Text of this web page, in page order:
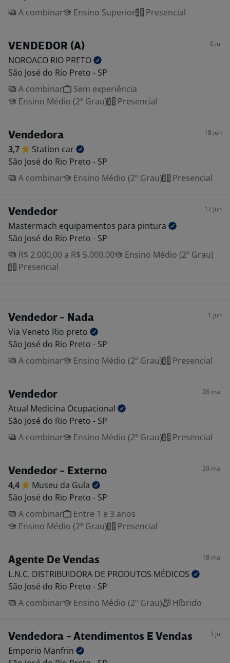
A combinar
Ensino Superior Presencial
VENDEDOR (A) 6 jul
NOROACO RIO PRETO
São José do Rio Preto - SP
A combinar
Sem experiência
Ensino Médio (2º Grau)
Presencial
Vendedora 18 jun
3,7 Station car
São José do Rio Preto - SP
A combinar
Ensino Médio (2º Grau) Presencial
Vendedor 17 jun
Mastermach equipamentos para pintura
São José do Rio Preto - SP
R$ 2.000,00 a R$ 5.000,00
Ensino Médio (2º Grau)
Presencial
Vendedor - Nada 1 jun
Via Veneto Rio preto
São José do Rio Preto - SP
A combinar
Ensino Médio (2º Grau) Presencial
Vendedor 26 mai
Atual Medicina Ocupacional
São José do Rio Preto - SP
A combinar
Ensino Médio (2º Grau) Presencial
Vendedor - Externo 20 mai
4,4 Museu da Gula
São José do Rio Preto - SP
A combinar
Entre 1 e 3 anos
Ensino Médio (2º Grau)
Presencial
Agente De Vendas 18 mai
L.N.C. DISTRIBUIDORA DE PRODUTOS MÉDICOS
São José do Rio Preto - SP
A combinar
Ensino Médio (2º Grau) Híbrido
Vendedora - Atendimentos E Vendas 3 jul
Emporio Manfrin